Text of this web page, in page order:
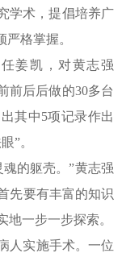
学术，提倡培养广
格掌握。
姜凯，对黄志强
前后后做的30多台
其中5项记录作出
”。
的躯壳。”黄志强
先要有丰富的知识
一步一步探索。
实施手术。一位